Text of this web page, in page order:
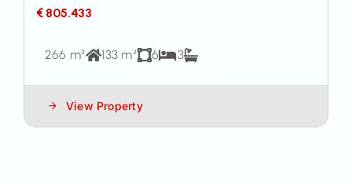
€ 805.433
266 m² 133 m² 6 3
View Property